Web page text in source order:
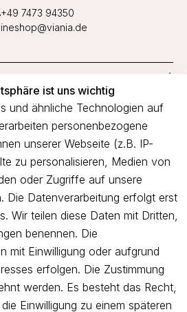
ist uns wichtig
und ähnliche Technologien auf
personenbezogene
unserer Webseite (z.B. IP-
zu personalisieren, Medien von
oder Zugriffe auf unsere
Die Datenverarbeitung erfolgt erst
Wir teilen diese Daten mit Dritten,
benennen. Die
mit Einwilligung oder aufgrund
erfolgen. Die Zustimmung
werden. Es besteht das Recht,
Einwilligung zu einem späteren
+49 7473 94350
Newsletter
bei deiner nächsten Bestellung und
von Angeboten.
abonnieren